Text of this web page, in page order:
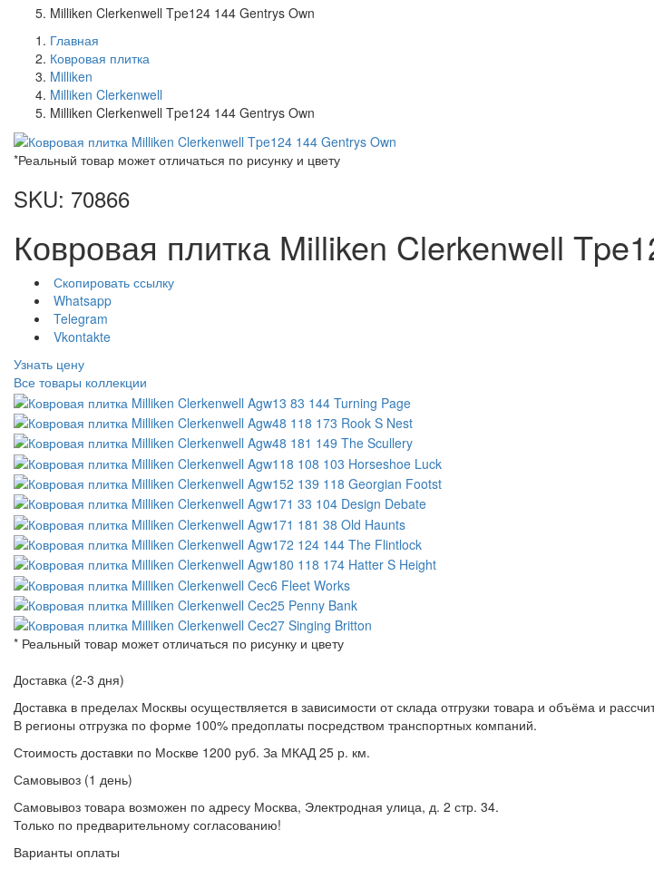
Milliken Clerkenwell Tpe124 144 Gentrys Own
Главная
Ковровая плитка
Milliken
Milliken Clerkenwell
Milliken Clerkenwell Tpe124 144 Gentrys Own
*Реальный товар может отличаться по рисунку и цвету
SKU: 70866
Ковровая плитка Milliken Clerkenwell
Скопировать ссылку
Whatsapp
Telegram
Vkontakte
Узнать цену
Все товары коллекции
* Реальный товар может отличаться по рисунку и цвету
Доставка (2-3 дня)
Доставка в пределах Москвы осуществляется в зависимости от склада отгрузки товара и объёма и
В регионы отгрузка по форме 100% предоплаты посредством транспортных компаний.
Стоимость доставки по Москве 1200 руб. За МКАД 25 р. км.
Самовывоз (1 день)
Самовывоз товара возможен по адресу Москва, Электродная улица, д. 2 стр. 34.
Только по предварительному согласованию!
Варианты оплаты